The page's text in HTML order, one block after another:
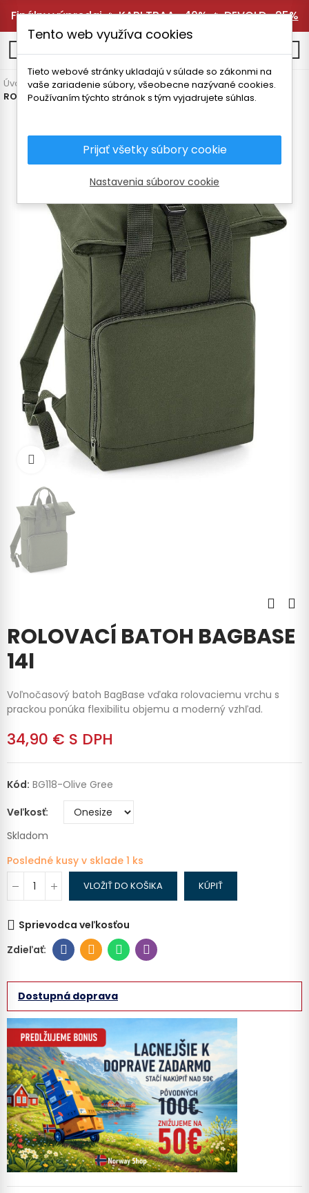
Finálny výpredaj 🔥KARI TRAA -40%🔥DEVOLD -25%
Úvodná stránka Vybavenie Batohy a batožina
Voľný čas
ROLOVACÍ BATOH BAGBASE 14l
Kliknite pre zväčšenie
ROLOVACÍ BATOH BAGBASE
14l
Voľnočasový batoh BagBase vďaka rolovaciemu vrchu s
prackou ponúka flexibilitu objemu a moderný vzhľad.
34,90 € S DPH
Kód: BG118-Olive Gree
Veľkosť
Skladom
Posledné kusy v sklade 1 ks
VLOŽIŤ DO KOŠIKA KÚPIŤ
Sprievodca veľkosťou
Dostupná doprava
Tento web využíva cookies
Tieto webové stránky ukladajú v súlade so zákonmi na
vaše zariadenie súbory, všeobecne nazývané cookies.
Používaním týchto stránok s tým vyjadrujete súhlas.
Prijať všetky súbory cookie
Nastavenia súborov cookie